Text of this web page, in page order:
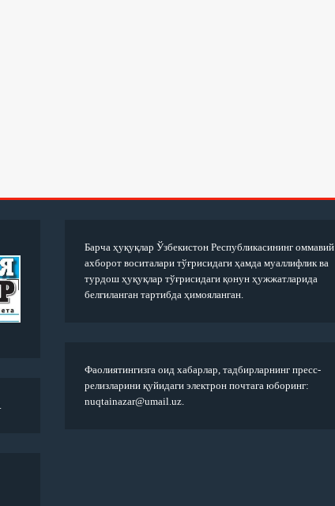
Барча ҳуқуқлар Ўзбекистон Республикасининг оммавий
ахборот воситалари тўғрисидаги ҳамда муаллифлик ва
турдош ҳуқуқлар тўғрисидаги қонун ҳужжатларида
белгиланган тартибда ҳимояланган.
Фаолиятингизга оид хабарлар, тадбирларнинг пресс-
релизларини қуйидаги электрон почтага юборинг:
nuqtainazar@umail.uz.